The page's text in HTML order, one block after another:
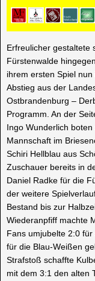
Erfreulicher gestaltete
Fürstenwalde
ihrem ersten Spiel
Abstieg aus der
Ostbrandenburg –
Programm. An der
Ingo Wunderlich
Mannschaft im
Schiri Hellblau aus
Zuschauer bereits in
Daniel Radke für die
der weitere
Bestand bis zur
Wiederanpfiff machte
Fans umjubelte 2:0
für die Blau-Weißen
Strafstoß schaffte
mit dem 3:1 den alten